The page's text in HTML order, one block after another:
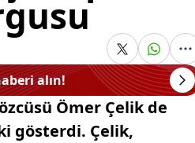
alın!
Ömer Çelik de
gösterdi. Çelik,